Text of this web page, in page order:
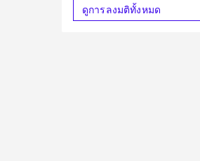
ดูการลงมติทั้งหมด